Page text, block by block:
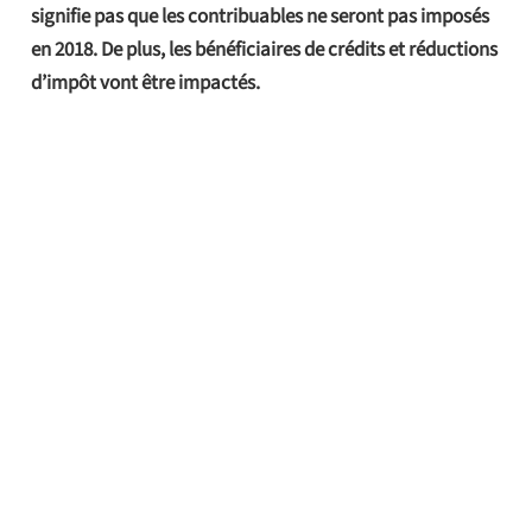
signifie pas que les contribuables ne seront pas imposés
en 2018. De plus, les bénéficiaires de crédits et réductions
d’impôt vont être impactés.